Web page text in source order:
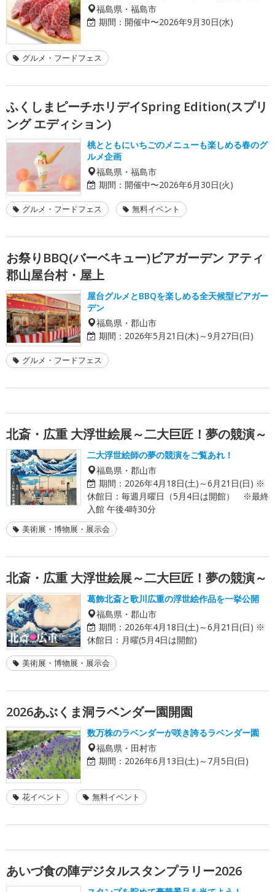
福島県・福島市
期間： 開催中〜2026年9月30日(水)
グルメ・フードフェス
ふくしまピーチホリデイSpring Edition(スプリ
ング エディション)
桃とともにいちごのメニューも楽しめる春のグ
ルメ企画
福島県・福島市
期間： 開催中〜2026年6月30日(火)
グルメ・フードフェス 無料イベント
お祭りBBQ(バーベキュー)ビアガーデン アティ
郡山屋台村・屋上
屋台グルメとBBQを楽しめる全天候型ビアガー
デン
福島県・郡山市
期間： 2026年5月21日(木)～9月27日(日)
グルメ・フードフェス
北斎・広重 大浮世絵展～二大巨匠！夢の競演～
二大浮世絵師の夢の競演をご覧あれ！
福島県・郡山市
期間： 2026年4月18日(土)～6月21日(日) ※
休館日：毎週月曜日（5月4日は開館） ※最終
入館 午後4時30分
美術展・博物展・展示会
北斎・広重 大浮世絵展～二大巨匠！夢の競演～
葛飾北斎と歌川広重の浮世絵作品を一挙公開
福島県・郡山市
期間： 2026年4月18日(土)～6月21日(日) ※
休館日：月曜(5月4日は開館)
美術展・博物展・展示会
2026あぶくま洞ラベンダー園開園
数万株のラベンダーが咲き誇るラベンダー園
福島県・田村市
期間： 2026年6月13日(土)～7月5日(日)
花イベント 無料イベント
あいづ食の陣デジタルスタンプラリー2026